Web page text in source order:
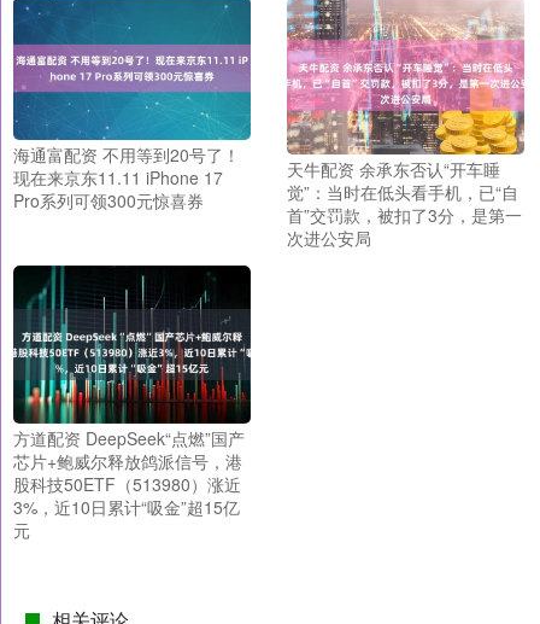
海通富配资 不用等到20号了！
现在来京东11.11 iPhone 17
Pro系列可领300元惊喜券
天牛配资 余承东否认“开车睡
觉”：当时在低头看手机，已“自
首”交罚款，被扣了3分，是第一
次进公安局
方道配资 DeepSeek“点燃”国产
芯片+鲍威尔释放鸽派信号，港
股科技50ETF（513980）涨近
3%，近10日累计“吸金”超15亿
元